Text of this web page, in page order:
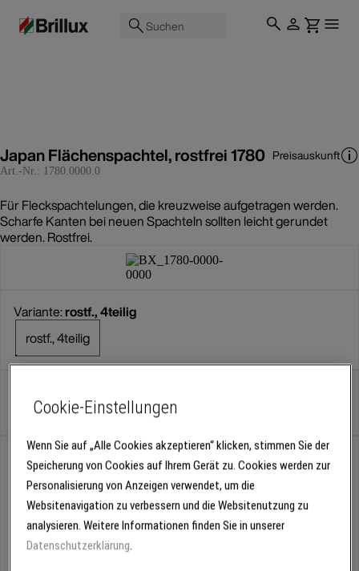
Suchen
Japan Flächenspachtel, rostfrei 1780
Art.-Nr.: 1780.0000.0
Preisauskunft
Für Fleckspachtelungen, die kreuzweise aufgetragen werden.
Scharfe Kanten bei neuen Spachteln sollten leicht gerundet
werden. Rostfrei.
Variante:rostf., 4teilig
rostf., 4teilig
Satz
Abholung
Für Verfügbarkeiten bitteanmelden
Kostenlose Lieferung
Für Lieferzeiten bitte
Cookie-Einstellungen
Wenn Sie auf „Alle Cookies akzeptieren“ klicken, stimmen Sie der
Speicherung von Cookies auf Ihrem Gerät zu. Cookies werden zur
Personalisierung von Anzeigen verwendet, um die
Websitenavigation zu verbessern und die Websitenutzung zu
analysieren. Weitere Informationen finden Sie in unserer
Datenschutzerklärung.